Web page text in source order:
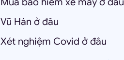
Vũ Hán ở đâu
Xét nghiệm Covid ở đâu